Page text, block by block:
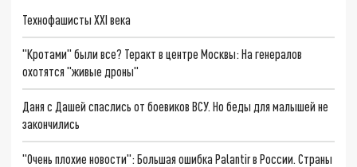
Технофашисты XXI века
"Кротами" были все? Теракт в центре Москвы: На генералов
охотятся "живые дроны"
Даня с Дашей спаслись от боевиков ВСУ. Но беды для малышей не
закончились
"Очень плохие новости": Большая ошибка Palantir в России. Страны